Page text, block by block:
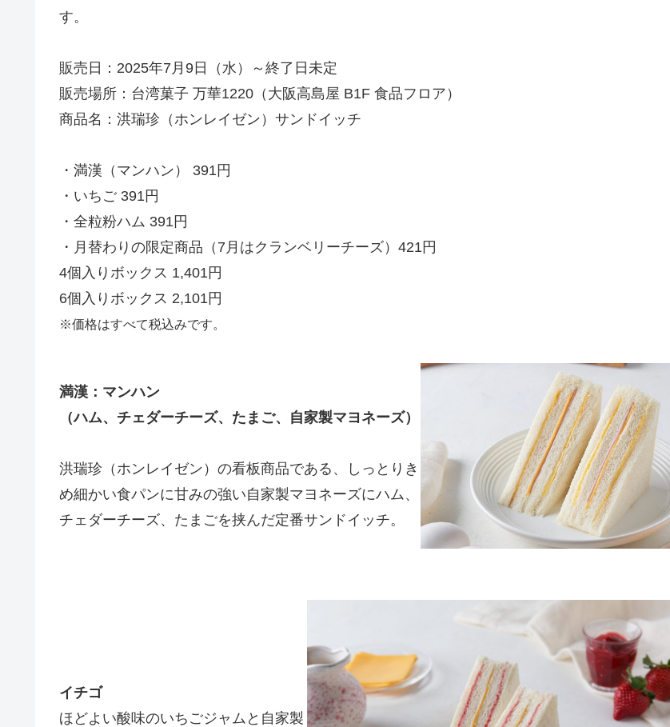
す。
販売日：2025年7月9日（水）～終了日未定
販売場所：台湾菓子 万華1220（大阪高島屋 B1F 食品フロア）
商品名：洪瑞珍（ホンレイゼン）サンドイッチ
・満漢（マンハン） 391円
・いちご 391円
・全粒粉ハム 391円
・月替わりの限定商品（7月はクランベリーチーズ）421円
4個入りボックス 1,401円
6個入りボックス 2,101円
※価格はすべて税込みです。
満漢：マンハン
（ハム、チェダーチーズ、たまご、自家製マヨネーズ）
洪瑞珍（ホンレイゼン）の看板商品である、しっとりき
め細かい食パンに甘みの強い自家製マヨネーズにハム、
チェダーチーズ、たまごを挟んだ定番サンドイッチ。
イチゴ
ほどよい酸味のいちごジャムと自家製